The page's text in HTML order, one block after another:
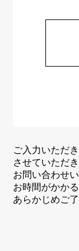
ご入力いただ
させていただき
お問い合わせ
お時間がかか
あらかじめご